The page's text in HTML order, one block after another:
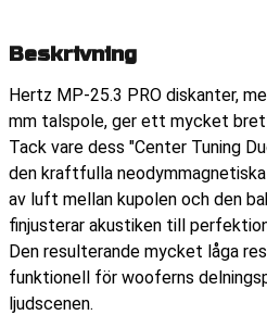
Beskrivning
Hertz MP-25.3 PRO diskanter,
mm talspole, ger ett mycket
Tack vare dess "Center Tuning
den kraftfulla
av luft mellan kupolen och den
finjusterar akustiken till
Den resulterande mycket låga
funktionell för wooferns
ljudscenen.